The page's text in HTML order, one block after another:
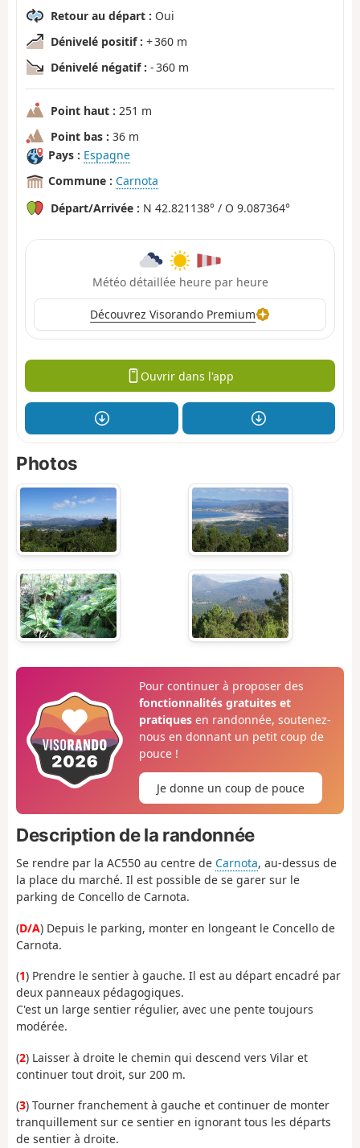
Retour au départ : Oui
Dénivelé positif : + 360 m
Dénivelé négatif : - 360 m
Point haut : 251 m
Point bas : 36 m
Pays : Espagne
Commune : Carnota
Départ/Arrivée : N 42.821138° / O 9.087364°
Météo détaillée heure par heure
Découvrez Visorando Premium
Ouvrir dans l'app
Photos
Pour continuer à proposer des
fonctionnalités gratuites et
pratiquesen randonnée, soutenez-
nous en donnant un petit coup de
pouce !
Je donne un coup de pouce
Description de la randonnée
Se rendre par la AC550 au centre de Carnota, au-dessus de
la place du marché. Il est possible de se garer sur le
parking de Concello de Carnota.
(D/A) Depuis le parking, monter en longeant le Concello de
Carnota.
(1) Prendre le sentier à gauche. Il est au départ encadré par
deux panneaux pédagogiques.
C'est un large sentier régulier, avec une pente toujours
modérée.
(2) Laisser à droite le chemin qui descend vers Vilar et
continuer tout droit, sur 200 m.
(3) Tourner franchement à gauche et continuer de monter
tranquillement sur ce sentier en ignorant tous les départs
de sentier à droite.